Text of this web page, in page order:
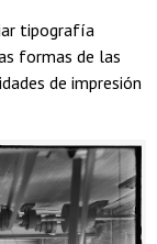
tipografía
formas de las
de impresión